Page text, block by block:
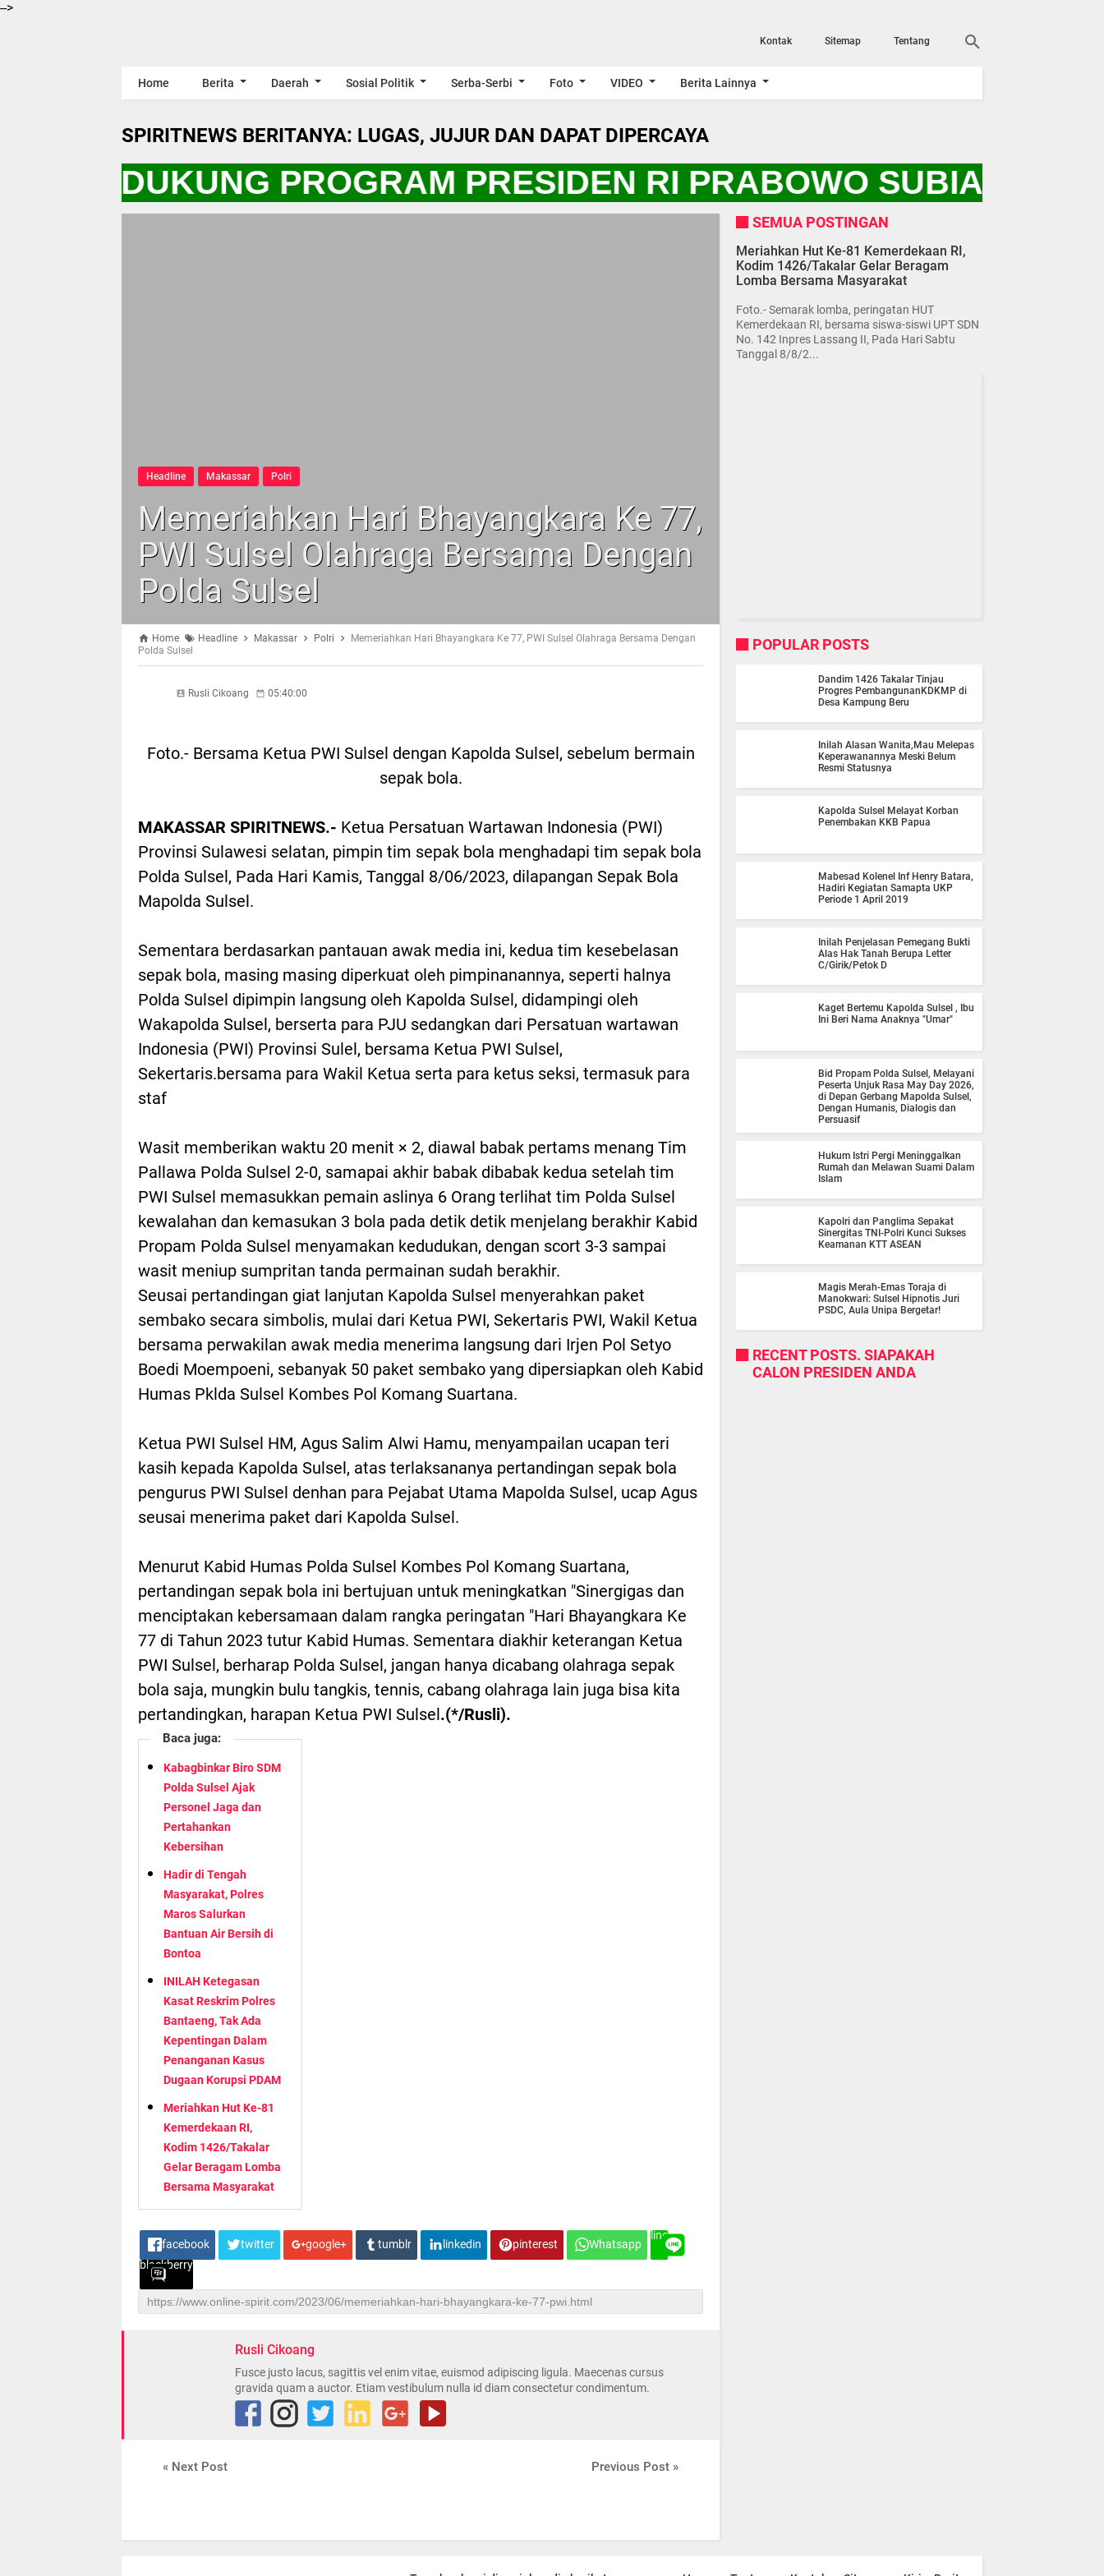
-->
Kontak Sitemap Tentang
Home Berita Daerah Sosial Politik Serba-Serbi Foto VIDEO Berita Lainnya
SPIRITNEWS BERITANYA: LUGAS, JUJUR DAN DAPAT DIPERCAYA
DUKUNG PROGRAM PRESIDEN RI PRABOWO SUBIANTO
Headline Makassar Polri
Memeriahkan Hari Bhayangkara Ke 77,
PWI Sulsel Olahraga Bersama Dengan
Polda Sulsel
Home Headline Makassar Polri
Memeriahkan Hari Bhayangkara Ke 77, PWI Sulsel Olahraga Bersama Dengan
Polda Sulsel
Rusli Cikoang 05:40:00
Foto.- Bersama Ketua PWI Sulsel dengan Kapolda Sulsel, sebelum bermain
sepak bola.
MAKASSAR SPIRITNEWS.- Ketua Persatuan Wartawan Indonesia (PWI)
Provinsi Sulawesi selatan, pimpin tim sepak bola menghadapi tim sepak bola
Polda Sulsel, Pada Hari Kamis, Tanggal 8/06/2023, dilapangan Sepak Bola
Mapolda Sulsel.
Sementara berdasarkan pantauan awak media ini, kedua tim kesebelasan
sepak bola, masing masing diperkuat oleh pimpinanannya, seperti halnya
Polda Sulsel dipimpin langsung oleh Kapolda Sulsel, didampingi oleh
Wakapolda Sulsel, berserta para PJU sedangkan dari Persatuan wartawan
Indonesia (PWI) Provinsi Sulel, bersama Ketua PWI Sulsel,
Sekertaris.bersama para Wakil Ketua serta para ketus seksi, termasuk para
staf
Wasit memberikan waktu 20 menit × 2, diawal babak pertams menang Tim
Pallawa Polda Sulsel 2-0, samapai akhir babak dibabak kedua setelah tim
PWI Sulsel memasukkan pemain aslinya 6 Orang terlihat tim Polda Sulsel
kewalahan dan kemasukan 3 bola pada detik detik menjelang berakhir Kabid
Propam Polda Sulsel menyamakan kedudukan, dengan scort 3-3 sampai
wasit meniup sumpritan tanda permainan sudah berakhir.
Seusai pertandingan giat lanjutan Kapolda Sulsel menyerahkan paket
sembako secara simbolis, mulai dari Ketua PWI, Sekertaris PWI, Wakil Ketua
bersama perwakilan awak media menerima langsung dari Irjen Pol Setyo
Boedi Moempoeni, sebanyak 50 paket sembako yang dipersiapkan oleh Kabid
Humas Pklda Sulsel Kombes Pol Komang Suartana.
Ketua PWI Sulsel HM, Agus Salim Alwi Hamu, menyampailan ucapan teri
kasih kepada Kapolda Sulsel, atas terlaksananya pertandingan sepak bola
pengurus PWI Sulsel denhan para Pejabat Utama Mapolda Sulsel, ucap Agus
seusai menerima paket dari Kapolda Sulsel.
Menurut Kabid Humas Polda Sulsel Kombes Pol Komang Suartana,
pertandingan sepak bola ini bertujuan untuk meningkatkan "Sinergigas dan
menciptakan kebersamaan dalam rangka peringatan "Hari Bhayangkara Ke
77 di Tahun 2023 tutur Kabid Humas. Sementara diakhir keterangan Ketua
PWI Sulsel, berharap Polda Sulsel, jangan hanya dicabang olahraga sepak
bola saja, mungkin bulu tangkis, tennis, cabang olahraga lain juga bisa kita
pertandingkan, harapan Ketua PWI Sulsel.(*/Rusli).
Baca juga:
Kabagbinkar Biro SDM
Polda Sulsel Ajak
Personel Jaga dan
Pertahankan
Kebersihan
Hadir di Tengah
Masyarakat, Polres
Maros Salurkan
Bantuan Air Bersih di
Bontoa
INILAH Ketegasan
Kasat Reskrim Polres
Bantaeng, Tak Ada
Kepentingan Dalam
Penanganan Kasus
Dugaan Korupsi PDAM
Meriahkan Hut Ke-81
Kemerdekaan RI,
Kodim 1426/Takalar
Gelar Beragam Lomba
Bersama Masyarakat
facebook twitter google+ tumblr linkedin pinterest Whatsapp
line
blackberry
Rusli Cikoang
Fusce justo lacus, sagittis vel enim vitae, euismod adipiscing ligula. Maecenas cursus
gravida quam a auctor. Etiam vestibulum nulla id diam consectetur condimentum.
« Next Post Previous Post »
SEMUA POSTINGAN
Meriahkan Hut Ke-81 Kemerdekaan RI,
Kodim 1426/Takalar Gelar Beragam
Lomba Bersama Masyarakat
Foto.- Semarak lomba, peringatan HUT
Kemerdekaan RI, bersama siswa-siswi UPT SDN
No. 142 Inpres Lassang II, Pada Hari Sabtu
Tanggal 8/8/2...
POPULAR POSTS
Dandim 1426 Takalar Tinjau
Progres PembangunanKDKMP di
Desa Kampung Beru
Inilah Alasan Wanita,Mau Melepas
Keperawanannya Meski Belum
Resmi Statusnya
Kapolda Sulsel Melayat Korban
Penembakan KKB Papua
Mabesad Kolenel Inf Henry Batara,
Hadiri Kegiatan Samapta UKP
Periode 1 April 2019
Inilah Penjelasan Pemegang Bukti
Alas Hak Tanah Berupa Letter
C/Girik/Petok D
Kaget Bertemu Kapolda Sulsel , Ibu
Ini Beri Nama Anaknya "Umar"
Bid Propam Polda Sulsel, Melayani
Peserta Unjuk Rasa May Day 2026,
di Depan Gerbang Mapolda Sulsel,
Dengan Humanis, Dialogis dan
Persuasif
Hukum Istri Pergi Meninggalkan
Rumah dan Melawan Suami Dalam
Islam
Kapolri dan Panglima Sepakat
Sinergitas TNI-Polri Kunci Sukses
Keamanan KTT ASEAN
Magis Merah-Emas Toraja di
Manokwari: Sulsel Hipnotis Juri
PSDC, Aula Unipa Bergetar!
RECENT POSTS. SIAPAKAH
CALON PRESIDEN ANDA